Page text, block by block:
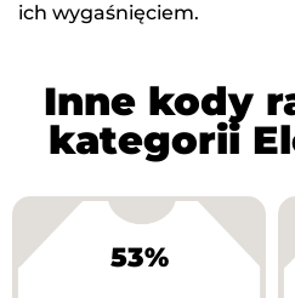
ich wygaśnięciem.
Inne kody
kategorii
53%